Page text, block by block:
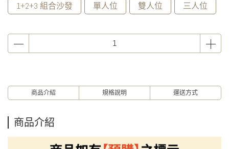
1+2+3 組合沙發
單人位 雙人位 三人位
商品介紹 規格說明 運送方式
商品介紹